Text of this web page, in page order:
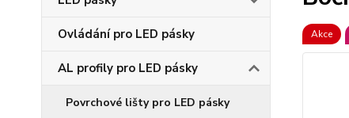
Ovládání pro LED pásky
AL profily pro LED pásky
Povrchové lišty pro LED pásky
Akce